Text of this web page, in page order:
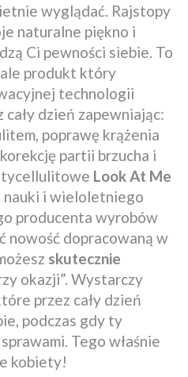
wyglądać. Rajstopy
naturalne piękno i
Ci pewności siebie. To
produkt który
technologii
dzień zapewniając:
poprawę krążenia
partii brzucha i
Look At Me
nauki i wieloletniego
producenta wyrobów
nowość dopracowaną w
skutecznie
okazji”. Wystarczy
przez cały dzień
podczas gdy ty
Tego właśnie
kobiety!